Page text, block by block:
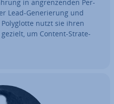
in an­gren­zen­den Per­
Lead-Ge­ne­rie­rung und
nutzt sie ihren
um Content-Stra­te­